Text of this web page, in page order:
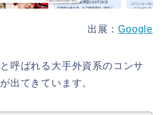
出展：Google
と呼ばれる大手外資系のコンサ
出てきています。